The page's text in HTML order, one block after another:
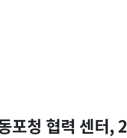
포청 협력 센터,